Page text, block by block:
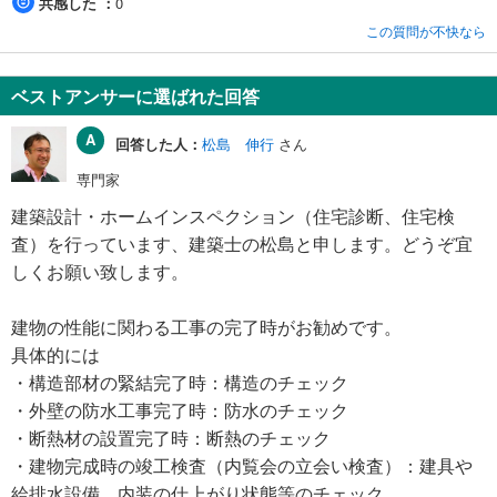
この質問が不快なら
ベストアンサーに選ばれた回答
回答した人： 松島 伸行 さん
専門家
建築設計・ホームインスペクション（住宅診断、住宅検
査）を行っています、建築士の松島と申します。どうぞ宜
しくお願い致します。
建物の性能に関わる工事の完了時がお勧めです。
具体的には
・構造部材の緊結完了時：構造のチェック
・外壁の防水工事完了時：防水のチェック
・断熱材の設置完了時：断熱のチェック
・建物完成時の竣工検査（内覧会の立会い検査）：建具や